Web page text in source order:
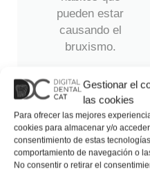
Gestionar el
las cookies
Para ofrecer las mejores
cookies para almacenar y/o
consentimiento de estas
comportamiento de navegación o
No consentir o retirar el
pueden estar
causando el
bruxismo.
Ver todos los